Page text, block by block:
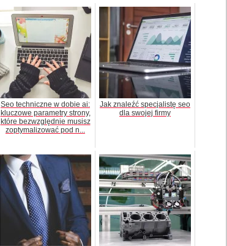
Seo techniczne w dobie ai:
kluczowe parametry strony,
które bezwzględnie musisz
zoptymalizować pod n...
Jak znaleźć specjalistę seo
dla swojej firmy